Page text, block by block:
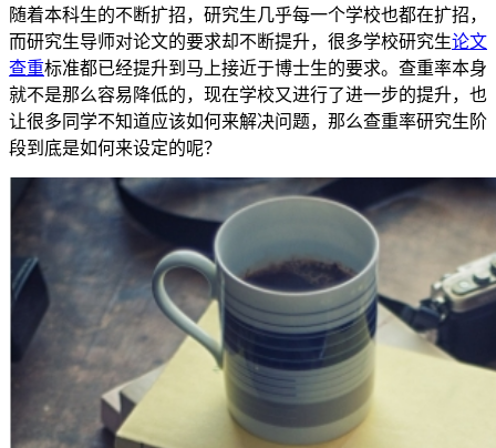
随着本科生的不断扩招，研究生几乎每一个学校也都在扩招，
而研究生导师对论文的要求却不断提升，很多学校研究生论文
查重标准都已经提升到马上接近于博士生的要求。查重率本身
就不是那么容易降低的，现在学校又进行了进一步的提升，也
让很多同学不知道应该如何来解决问题，那么查重率研究生阶
段到底是如何来设定的呢？